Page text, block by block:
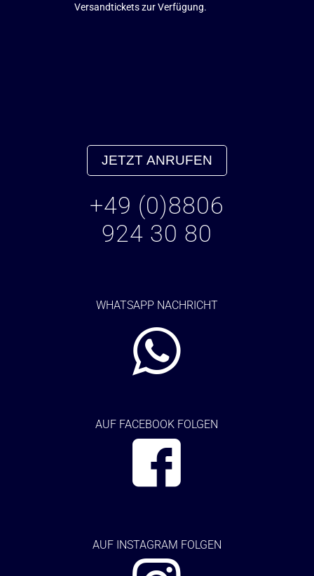
Versandtickets zur Verfügung.
JETZT ANRUFEN
+49 (0)8806
924 30 80
WHATSAPP NACHRICHT
AUF FACEBOOK FOLGEN
AUF INSTAGRAM FOLGEN